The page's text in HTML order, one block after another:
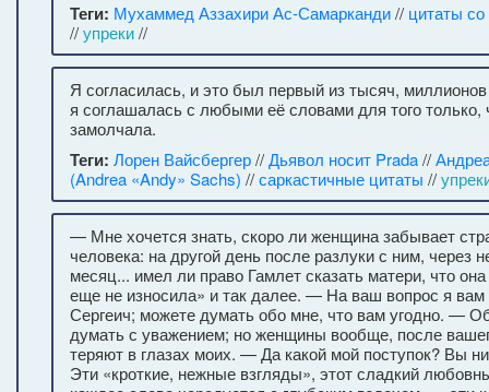
Теги: Мухаммед Аззахири Ас-Самарканди// цитаты
//упреки//
Я согласилась, и это был первый из тысяч, миллионов
я соглашалась с любыми её словами для того только,
замолчала.
Теги: Лорен Вайсбергер//Дьявол носит Prada//
(Andrea «Andy» Sachs) //саркастичные цитаты //
— Мне хочется знать, скоро ли женщина забывает
человека: на другой день после разлуки с ним, через
месяц... имел ли право Гамлет сказать матери, что
еще не износила» и так далее. — На ваш вопрос я вам
Сергеич; можете думать обо мне, что вам угодно. —
думать с уважением; но женщины вообще, после
теряют в глазах моих. — Да какой мой поступок? Вы
Эти «кроткие, нежные взгляды», этот сладкий